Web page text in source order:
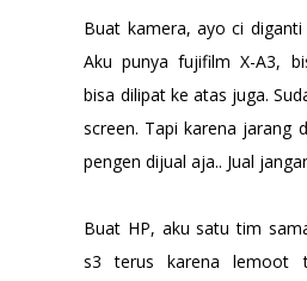
Buat kamera, ayo ci diganti
Aku punya fujifilm X-A3,
bisa dilipat ke atas juga.
screen. Tapi karena jarang
pengen dijual aja.. Jual
Buat HP, aku satu tim
s3 terus karena lemoot